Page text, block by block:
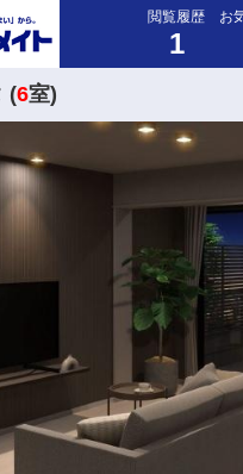
閲覧履歴
1
お
(6室)